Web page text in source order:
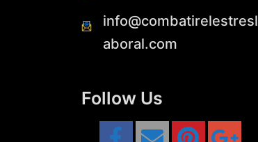
info@combatirelestresl
aboral.com
Follow Us